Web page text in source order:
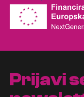
Prijavi